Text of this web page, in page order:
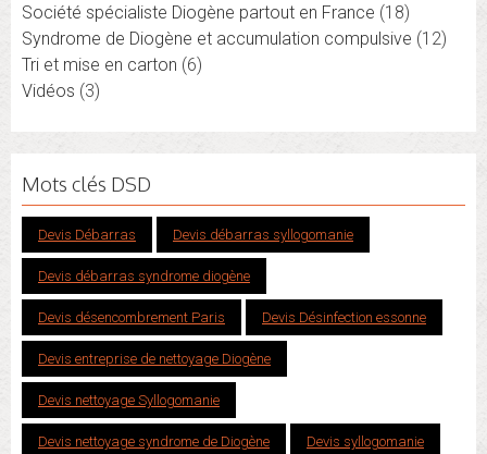
Société spécialiste Diogène partout en France (18)
Syndrome de Diogène et accumulation compulsive (12)
Tri et mise en carton (6)
Vidéos (3)
Mots clés DSD
Devis Débarras Devis débarras syllogomanie
Devis débarras syndrome diogène
Devis désencombrement Paris Devis Désinfection essonne
Devis entreprise de nettoyage Diogène
Devis nettoyage Syllogomanie
Devis nettoyage syndrome de Diogène Devis syllogomanie